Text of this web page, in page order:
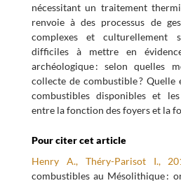
nécessitant un traitement
renvoie à des processus de
complexes et culturellement
difficiles à mettre en
archéologique : selon quelles
collecte de combustible ?
combustibles disponibles et
entre la fonction des foyers et la
Pour citer cet article
Henry A., Théry-Parisot I.,
combustibles au Mésolithique :